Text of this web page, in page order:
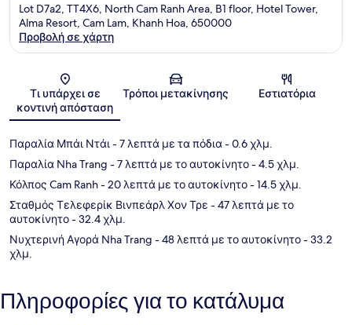
Lot D7a2, TT4X6, North Cam Ranh Area, B1 floor, Hotel Tower,
Alma Resort, Cam Lam, Khanh Hoa, 650000
Προβολή σε χάρτη
Τι υπάρχει σε
κοντινή απόσταση
Τρόποι μετακίνησης Εστιατόρια
Παραλία Μπάι Ντάι- 7 λεπτά με τα πόδια- 0.6 χλμ.
Παραλία Nha Trang - 7 λεπτά με το αυτοκίνητο- 4.5 χλμ.
Κόλπος Cam Ranh- 20 λεπτά με το αυτοκίνητο- 14.5 χλμ.
Σταθμός Τελεφερίκ Βινπεάρλ Χον Τρε - 47 λεπτά με το
αυτοκίνητο- 32.4 χλμ.
Νυχτερινή Αγορά Nha Trang - 48 λεπτά με το αυτοκίνητο- 33.2
χλμ.
Πληροφορίες για το κατάλυμα